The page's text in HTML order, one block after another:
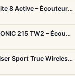
Jabra Elite 8 Active – Écouteurs sport IP68 ultra-robustes et ANC
Shure AONIC 215 TW2 – Écouteurs True Wireless à isolation sonore premium
Sennheiser Sport True Wireless – Écouteurs sport à son premium et acoustique adaptable